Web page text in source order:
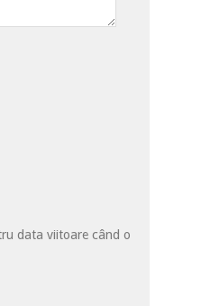
data viitoare când o